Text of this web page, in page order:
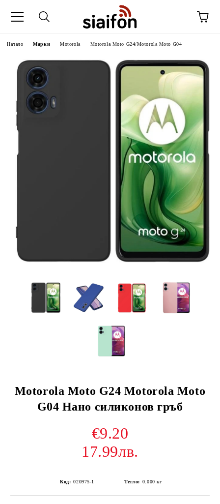
Начало Марки Motorola Motorola Moto G24/Motorola Moto G04
Motorola Moto G24 Motorola Moto
G04 Нано силиконов гръб
€9.20
17.99лв.
Код: 020975-1 Тегло: 0.000 кг